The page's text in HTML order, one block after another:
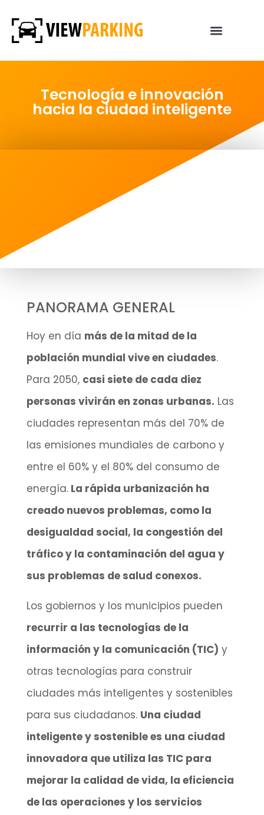
Tecnología e innovación
hacia la ciudad inteligente
PANORAMA GENERAL
Hoy en día más de la mitad de la
población mundial vive en ciudades.
Para 2050, casi siete de cada diez
personas vivirán en zonas urbanas. Las
ciudades representan más del 70% de
las emisiones mundiales de carbono y
entre el 60% y el 80% del consumo de
energía.​La rápida urbanización ha
creado nuevos problemas, como la
desigualdad social, la congestión del
tráfico y la contaminación del agua y
sus problemas de salud conexos.
Los gobiernos y los municipios pueden
recurrir a las tecnologías de la
información y la comunicación (TIC) y
otras tecnologías para construir
ciudades más inteligentes y sostenibles
para sus ciudadanos. Una ciudad
inteligente y sostenible es una ciudad
innovadora que utiliza las TIC para
mejorar la calidad de vida, la eficiencia
de las operaciones y los servicios